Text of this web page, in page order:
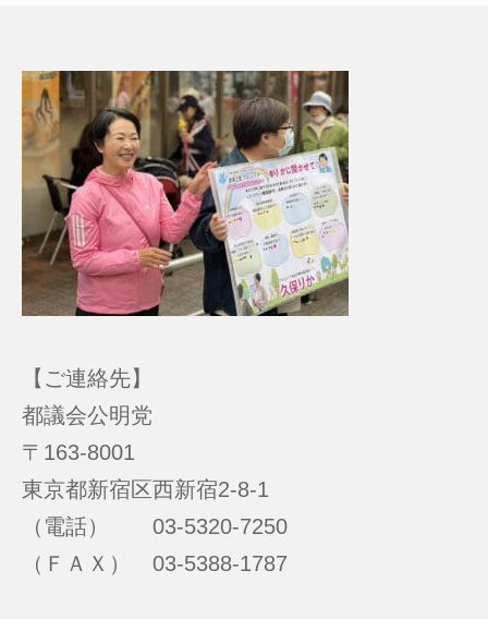
【ご連絡先】
都議会公明党
〒163-8001
東京都新宿区西新宿2-8-1
（電話） 03-5320-7250
（ＦＡＸ） 03-5388-1787